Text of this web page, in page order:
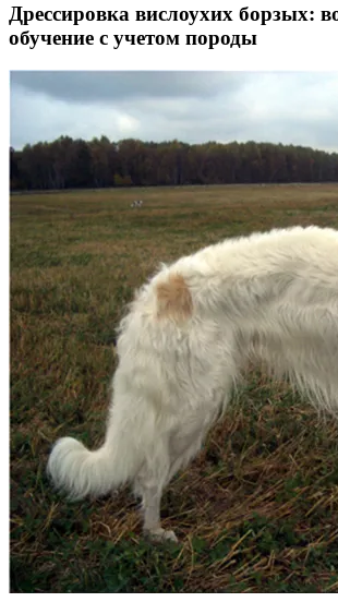
Дрессировка вислоухих борзых:
обучение с учетом породы